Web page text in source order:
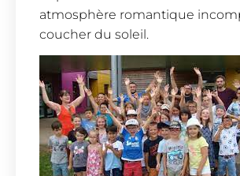
atmosphère romantique
coucher du soleil.